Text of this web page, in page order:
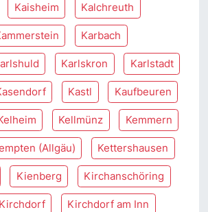
Kaisheim Kalchreuth
Karbach
Karlskron Karlstadt
Kastl Kaufbeuren
Kellmünz Kemmern
(Allgäu) Kettershausen
Kienberg Kirchanschöring
Kirchdorf Kirchdorf am Inn